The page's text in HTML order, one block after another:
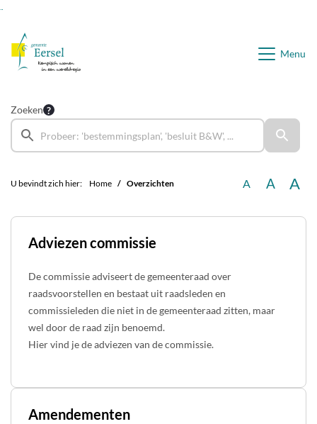
Menu
Zoeken
U bevindt zich hier: Home Overzichten A A A
Adviezen commissie
De commissie adviseert de gemeenteraad over
raadsvoorstellen en bestaat uit raadsleden en
commissieleden die niet in de gemeenteraad zitten, maar
wel door de raad zijn benoemd.
Hier vind je de adviezen van de commissie.
Amendementen